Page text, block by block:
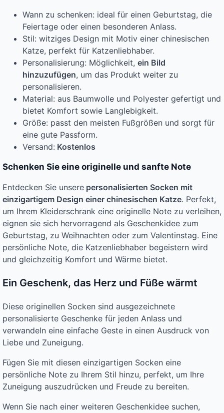
Wann zu schenken: ideal für einen Geburtstag, die
Feiertage oder einen besonderen Anlass.
Stil: witziges Design mit Motiv einer chinesischen
Katze, perfekt für Katzenliebhaber.
Personalisierung: Möglichkeit, ein Bild
hinzuzufügen, um das Produkt weiter zu
personalisieren.
Material: aus Baumwolle und Polyester gefertigt und
bietet Komfort sowie Langlebigkeit.
Größe: passt den meisten Fußgrößen und sorgt für
eine gute Passform.
Versand: Kostenlos
Schenken Sie eine originelle und sanfte Note
Entdecken Sie unsere personalisierten Socken mit
einzigartigem Design einer chinesischen Katze. Perfekt,
um Ihrem Kleiderschrank eine originelle Note zu verleihen,
eignen sie sich hervorragend als Geschenkidee zum
Geburtstag, zu Weihnachten oder zum Valentinstag. Eine
persönliche Note, die Katzenliebhaber begeistern wird
und gleichzeitig Komfort und Wärme bietet.
Ein Geschenk, das Herz und Füße wärmt
Diese originellen Socken sind ausgezeichnete
personalisierte Geschenke für jeden Anlass und
verwandeln eine einfache Geste in einen Ausdruck von
Liebe und Zuneigung.
Fügen Sie mit diesen einzigartigen Socken eine
persönliche Note zu Ihrem Stil hinzu, perfekt, um Ihre
Zuneigung auszudrücken und Freude zu bereiten.
Wenn Sie nach einer weiteren Geschenkidee suchen,